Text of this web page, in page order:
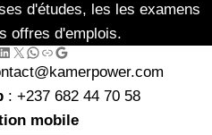
d'études, les les examens
offres d'emplois.
LinkedIn X WhatsApp Link Google
: +237 682 44 70 58
mobile